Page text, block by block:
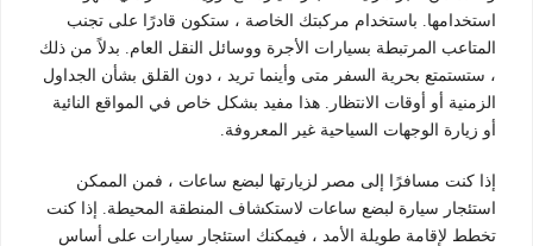
استخدامها. باستخدام مركبتك الخاصة ، ستكون قادرًا على تجنب
المتاعب المرتبطة بسيارات الأجرة ووسائل النقل العام. بدلاً من ذلك
، ستستمتع بحرية السفر متى وأينما تريد ، دون القلق بشأن الجداول
الزمنية أو أوقات الانتظار. هذا مفيد بشكل خاص في المواقع النائية
أو زيارة الوجهات السياحية غير المعروفة.
إذا كنت مسافرًا إلى مصر لزيارتها لبضع ساعات ، فمن الممكن
استئجار سيارة لبضع ساعات لاستكشاف المنطقة المحيطة. إذا كنت
تخطط لإقامة طويلة الأمد ، فيمكنك استئجار سيارات على أساس